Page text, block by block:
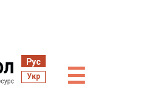
Рус
Укр ☰